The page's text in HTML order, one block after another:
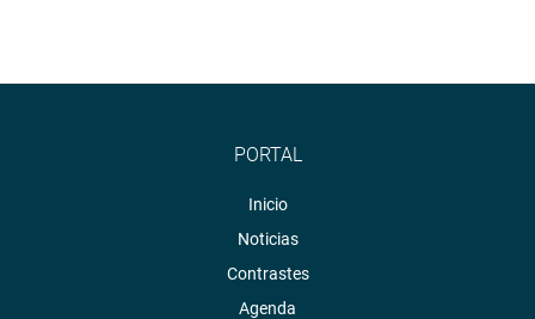
PORTAL
Inicio
Noticias
Contrastes
Agenda